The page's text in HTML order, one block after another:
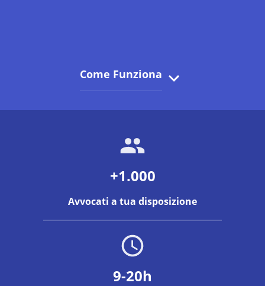
Come Funziona
+1.000
Avvocati a tua disposizione
9-20h